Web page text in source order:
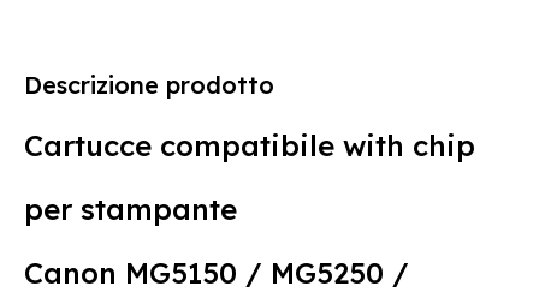
Descrizione prodotto
Cartucce compatibile with chip
per stampante
Canon MG5150 / MG5250 /